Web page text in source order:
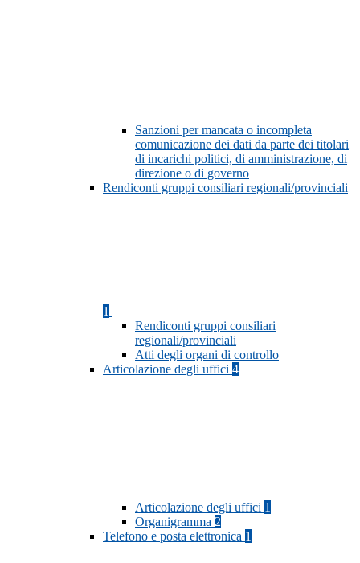
Sanzioni per mancata o incompleta
comunicazione dei dati da parte dei titolari
di incarichi politici, di amministrazione, di
direzione o di governo
Rendiconti gruppi consiliari regionali/provinciali
1
Rendiconti gruppi consiliari
regionali/provinciali
Atti degli organi di controllo
Articolazione degli uffici 4
Articolazione degli uffici 1
Organigramma 2
Telefono e posta elettronica 1